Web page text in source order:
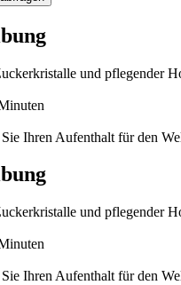
und pflegender
Ihren Aufenthalt für den
und pflegender
Ihren Aufenthalt für den